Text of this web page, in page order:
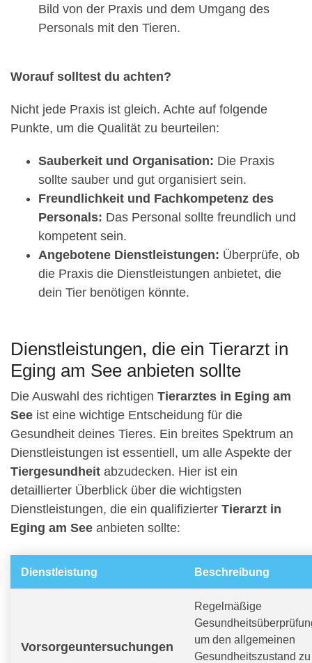
Bild von der Praxis und dem Umgang des
Personals mit den Tieren.
Worauf solltest du achten?
Nicht jede Praxis ist gleich. Achte auf folgende
Punkte, um die Qualität zu beurteilen:
Sauberkeit und Organisation: Die Praxis
sollte sauber und gut organisiert sein.
Freundlichkeit und Fachkompetenz des
Personals: Das Personal sollte freundlich und
kompetent sein.
Angebotene Dienstleistungen: Überprüfe, ob
die Praxis die Dienstleistungen anbietet, die
dein Tier benötigen könnte.
Dienstleistungen, die ein Tierarzt in
Eging am See anbieten sollte
Die Auswahl des richtigen Tierarztes in Eging am
See ist eine wichtige Entscheidung für die
Gesundheit deines Tieres. Ein breites Spektrum an
Dienstleistungen ist essentiell, um alle Aspekte der
Tiergesundheit abzudecken. Hier ist ein
detaillierter Überblick über die wichtigsten
Dienstleistungen, die ein qualifizierter Tierarzt in
Eging am See anbieten sollte:
Dienstleistung Beschreibung
Vorsorgeuntersuchungen
Regelmäßige
um den allgemeinen
Gesundheitszustand zu